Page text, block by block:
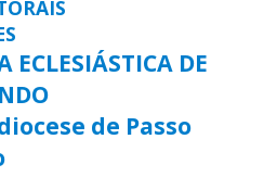
ECLESIÁSTICA DE
de Passo